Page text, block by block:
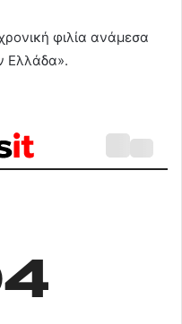
φιλία ανάμεσα
Ελλάδα».